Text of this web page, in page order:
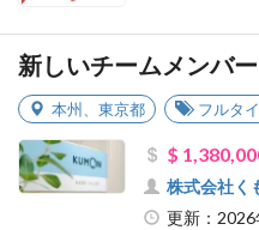
新しいチームメンバ
本州、 東京都 フルタ
$
株式会社く
更新：2026